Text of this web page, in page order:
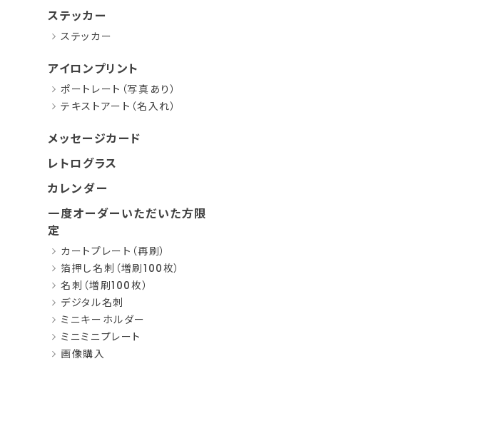
ステッカー
ステッカー
アイロンプリント
ポートレート（写真あり）
テキストアート（名入れ）
メッセージカード
レトログラス
カレンダー
一度オーダーいただいた方限
定
カートプレート（再刷）
箔押し名刺（増刷100枚）
名刺（増刷100枚）
デジタル名刺
ミニキーホルダー
ミニミニプレート
画像購入